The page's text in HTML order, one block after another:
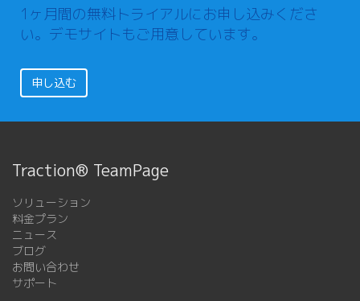
1ヶ月間の無料トライアルにお申し込みくださ
い。デモサイトもご用意しています。
申し込む
Traction® TeamPage
ソリューション
料金プラン
ニュース
ブログ
お問い合わせ
サポート